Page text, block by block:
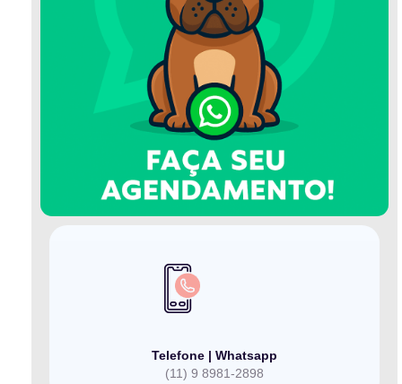
Telefone | Whatsapp
(11) 9 8981-2898